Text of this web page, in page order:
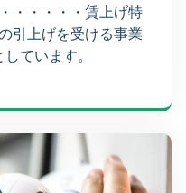
・・・・・賃上げ特
引上げを受ける事業
ています。